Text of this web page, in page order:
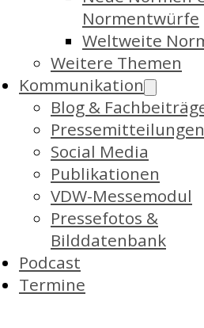
Normentwürfe
Weltweite
Weitere Themen
Kommunikation
Blog &
Pressemitteilungen
Social Media
Publikationen
VDW-Messemodul
Pressefotos &
Bilddatenbank
Podcast
Termine